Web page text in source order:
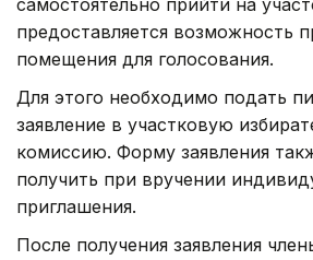
самостоятельно прийти на
предоставляется возможность
помещения для голосования.
Для этого необходимо подать
заявление в участковую
комиссию. Форму заявления
получить при вручении
приглашения.
После получения заявления